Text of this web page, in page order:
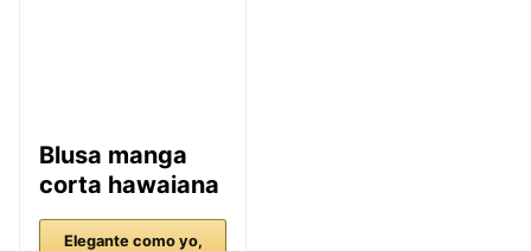
Blusa manga
corta hawaiana
Elegante como yo,